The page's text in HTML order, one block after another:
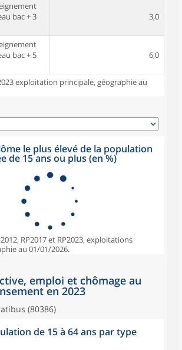
bac + 3
3,0
bac + 5
6,0
exploitation principale, géographie au
le plus élevé de la population
de 15 ans ou plus (en %)
RP2017 et RP2023, exploitations
au 01/01/2026.
emploi et chômage au
en 2023
(80386)
de 15 à 64 ans par type